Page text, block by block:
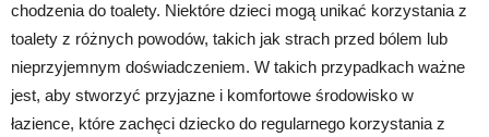
chodzenia do toalety. Niektóre dzieci mogą unikać korzystania z
toalety z różnych powodów, takich jak strach przed bólem lub
nieprzyjemnym doświadczeniem. W takich przypadkach ważne
jest, aby stworzyć przyjazne i komfortowe środowisko w
łazience, które zachęci dziecko do regularnego korzystania z